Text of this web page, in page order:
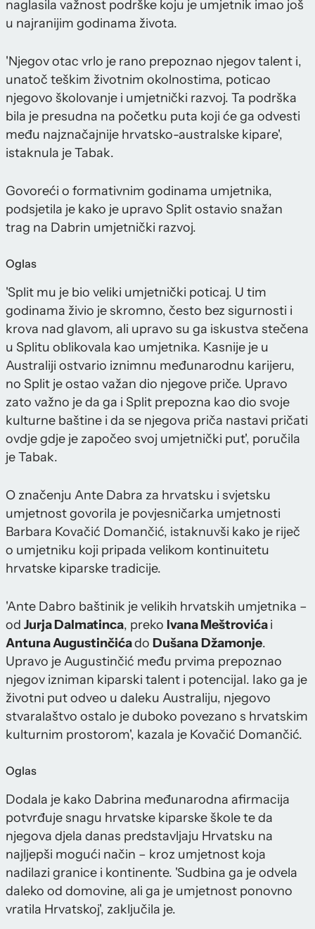
naglasila važnost podrške koju je umjetnik imao još
u najranijim godinama života.
'Njegov otac vrlo je rano prepoznao njegov talent i,
unatoč teškim životnim okolnostima, poticao
njegovo školovanje i umjetnički razvoj. Ta podrška
bila je presudna na početku puta koji će ga odvesti
među najznačajnije hrvatsko-australske kipare',
istaknula je Tabak.
Govoreći o formativnim godinama umjetnika,
podsjetila je kako je upravo Split ostavio snažan
trag na Dabrin umjetnički razvoj.
Oglas
'Split mu je bio veliki umjetnički poticaj. U tim
godinama živio je skromno, često bez sigurnosti i
krova nad glavom, ali upravo su ga iskustva stečena
u Splitu oblikovala kao umjetnika. Kasnije je u
Australiji ostvario iznimnu međunarodnu karijeru,
no Split je ostao važan dio njegove priče. Upravo
zato važno je da ga i Split prepozna kao dio svoje
kulturne baštine i da se njegova priča nastavi pričati
ovdje gdje je započeo svoj umjetnički put', poručila
je Tabak.
O značenju Ante Dabra za hrvatsku i svjetsku
umjetnost govorila je povjesničarka umjetnosti
Barbara Kovačić Domančić, istaknuvši kako je riječ
o umjetniku koji pripada velikom kontinuitetu
hrvatske kiparske tradicije.
'Ante Dabro baštinik je velikih hrvatskih umjetnika –
od Jurja Dalmatinca, preko Ivana Meštrovićai
Antuna Augustinčićado Dušana Džamonje.
Upravo je Augustinčić među prvima prepoznao
njegov izniman kiparski talent i potencijal. Iako ga je
životni put odveo u daleku Australiju, njegovo
stvaralaštvo ostalo je duboko povezano s hrvatskim
kulturnim prostorom', kazala je Kovačić Domančić.
Oglas
Dodala je kako Dabrina međunarodna afirmacija
potvrđuje snagu hrvatske kiparske škole te da
njegova djela danas predstavljaju Hrvatsku na
najljepši mogući način – kroz umjetnost koja
nadilazi granice i kontinente. 'Sudbina ga je odvela
daleko od domovine, ali ga je umjetnost ponovno
vratila Hrvatskoj', zaključila je.